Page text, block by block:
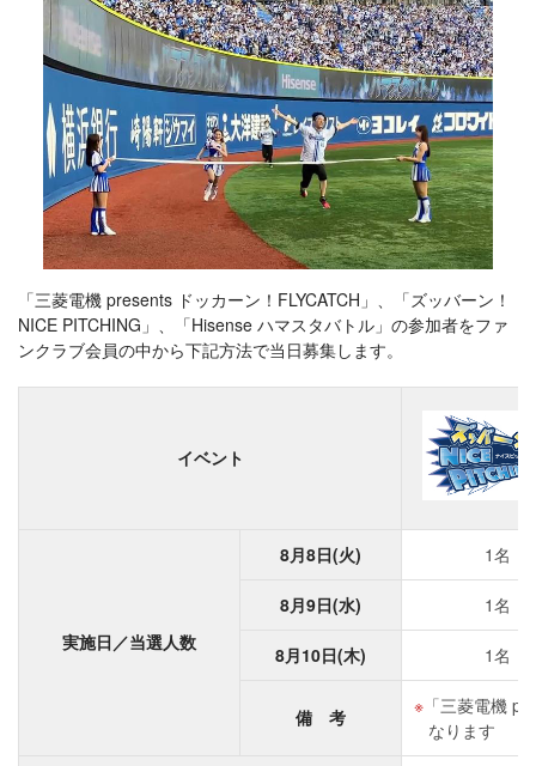
「三菱電機 presents ドッカーン！FLYCATCH」、「ズッバーン！
NICE PITCHING」、「Hisense ハマスタバトル」の参加者をファ
ンクラブ会員の中から下記方法で当日募集します。
イベント
実施日／当選人数
8月8日(火) 1名
8月9日(水) 1名
8月10日(木) 1名
備 考
「三菱電機
なります